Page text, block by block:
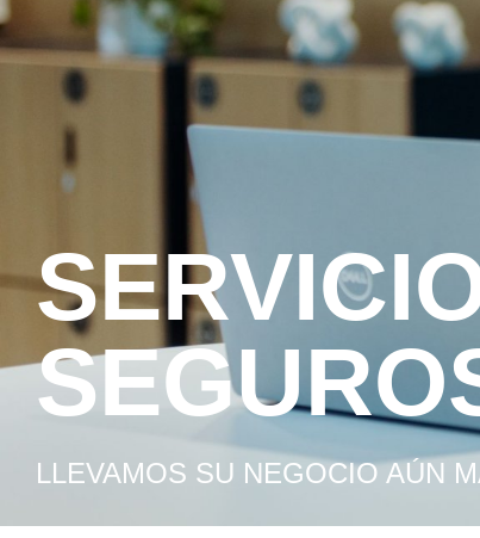
SERVICIOS FINANCIEROS Y
LLEVAMOS SU NEGOCIO AÚN